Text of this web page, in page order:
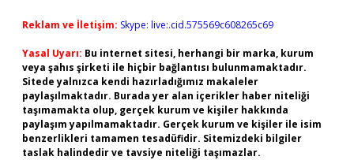
Reklam ve İletişim: Skype: live:.cid.575569c608265c69
Yasal Uyarı: Bu internet sitesi, herhangi bir marka, kurum
veya şahıs şirketi ile hiçbir bağlantısı bulunmamaktadır.
Sitede yalnızca kendi hazırladığımız makaleler
paylaşılmaktadır. Burada yer alan içerikler haber niteliği
taşımamakta olup, gerçek kurum ve kişiler hakkında
paylaşım yapılmamaktadır. Gerçek kurum ve kişiler ile isim
benzerlikleri tamamen tesadüfidir. Sitemizdeki bilgiler
taslak halindedir ve tavsiye niteliği taşımazlar.